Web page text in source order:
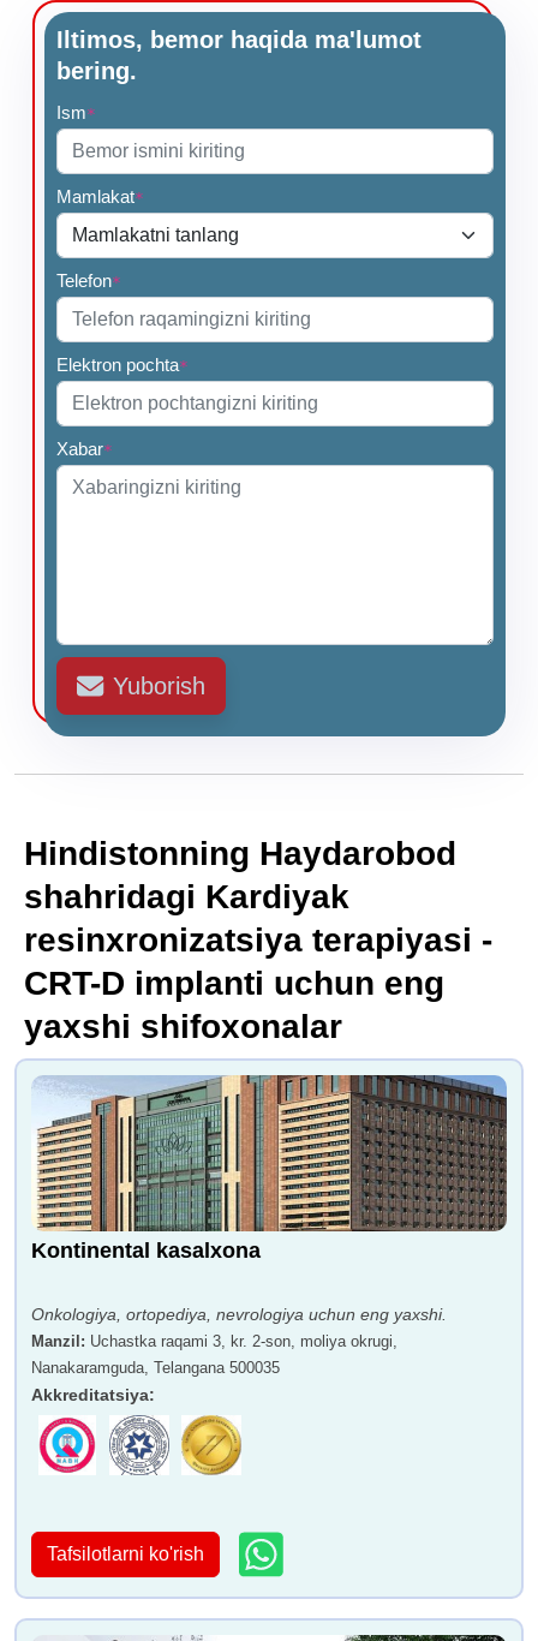
Iltimos, bemor haqida ma'lumot
bering.
Ism*
Mamlakat*
Telefon*
Elektron pochta*
Xabar*
Yuborish
Hindistonning Haydarobod
shahridagi Kardiyak
resinxronizatsiya terapiyasi -
CRT-D implanti uchun eng
yaxshi shifoxonalar
Kontinental kasalxona
Onkologiya, ortopediya, nevrologiya uchun eng yaxshi.
Manzil : Uchastka raqami 3, kr. 2-son, moliya okrugi,
Nanakaramguda, Telangana 500035
Akkreditatsiya:
Tafsilotlarni ko'rish